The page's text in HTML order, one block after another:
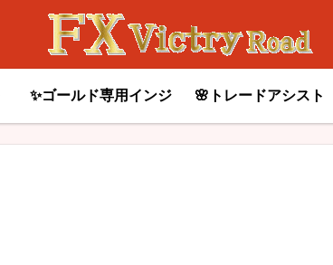
✨ゴールド専用インジ 🌸トレードアシスト